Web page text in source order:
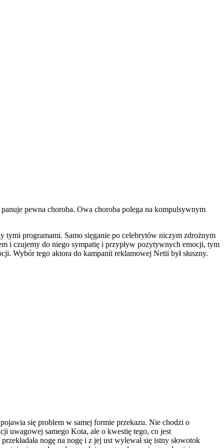
pewna choroba. Owa choroba polega na kompulsywnym
programami. Samo sięganie po celebrytów niczym zdrożnym
i czujemy do niego sympatię i przypływ pozytywnych emocji, tym
Wybór tego aktora do kampanii reklamowej Netii był słuszny.
się problem w samej formie przekazu. Nie chodzi o
uwagowej samego Kota, ale o kwestię tego, co jest
nogę na nogę i z jej ust wylewał się istny słowotok